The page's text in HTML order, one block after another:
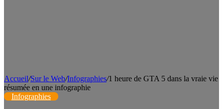
Accueil/Sur le Web/Infographies/1 heure de GTA 5 dans la vraie vie
résumée en une infographie
Infographies